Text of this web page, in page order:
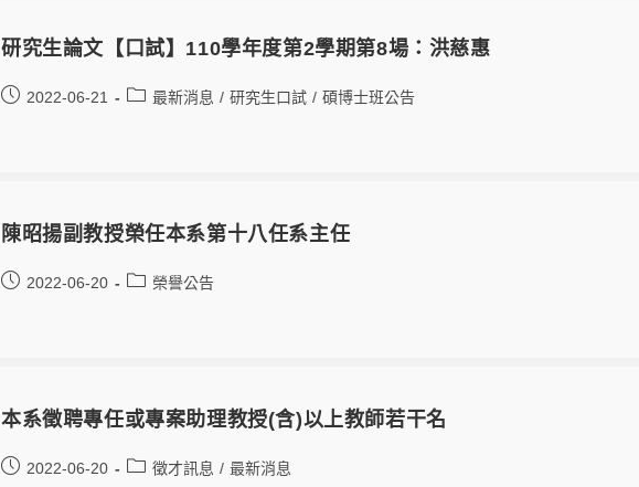
研究生論文【口試】110學年度第2學期第8場：洪慈惠
2022-06-21 最新消息 / 研究生口試 / 碩博士班公告
陳昭揚副教授榮任本系第十八任系主任
2022-06-20 榮譽公告
本系徵聘專任或專案助理教授(含)以上教師若干名
2022-06-20 徵才訊息 / 最新消息